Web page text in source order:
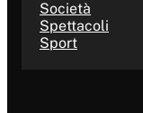
Società
Spettacoli
Sport